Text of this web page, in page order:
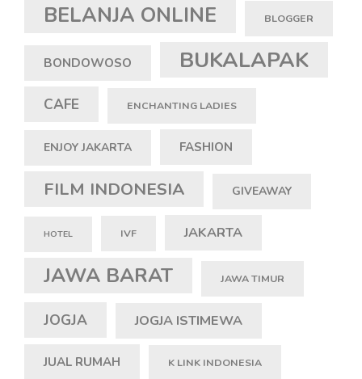
BELANJA ONLINE BLOGGER
BONDOWOSO BUKALAPAK
CAFE ENCHANTING LADIES
ENJOY JAKARTA FASHION
FILM INDONESIA GIVEAWAY
HOTEL IVF JAKARTA
JAWA BARAT JAWA TIMUR
JOGJA JOGJA ISTIMEWA
JUAL RUMAH K LINK INDONESIA